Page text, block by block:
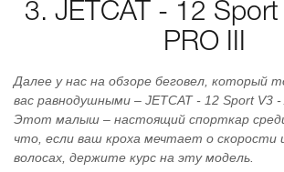
3. JETCAT - 12 Sport
PRO III
Далее у нас на обзоре беговел, который
вас равнодушными – JETCAT - 12 Sport V3 -
Этот малыш – настоящий спорткар
что, если ваш кроха мечтает о скорости
волосах, держите курс на эту модель.